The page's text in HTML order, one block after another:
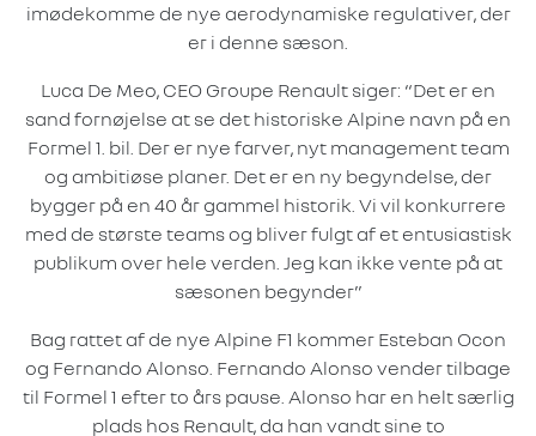
imødekomme de nye aerodynamiske regulativer, der
er i denne sæson.
Luca De Meo, CEO Groupe Renault siger: “Det er en
sand fornøjelse at se det historiske Alpine navn på en
Formel 1. bil. Der er nye farver, nyt management team
og ambitiøse planer. Det er en ny begyndelse, der
bygger på en 40 år gammel historik. Vi vil konkurrere
med de største teams og bliver fulgt af et entusiastisk
publikum over hele verden. Jeg kan ikke vente på at
sæsonen begynder”
Bag rattet af de nye Alpine F1 kommer Esteban Ocon
og Fernando Alonso. Fernando Alonso vender tilbage
til Formel 1 efter to års pause. Alonso har en helt særlig
plads hos Renault, da han vandt sine to